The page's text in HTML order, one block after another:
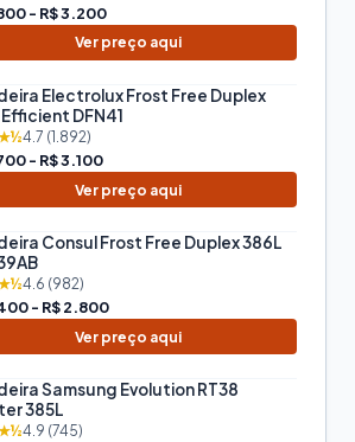
- R$ 3.200
Ver preço aqui
Electrolux Frost Free Duplex
DFN41
4.7 (1.892)
- R$ 3.100
Ver preço aqui
Consul Frost Free Duplex 386L
4.6 (982)
- R$ 2.800
Ver preço aqui
Samsung Evolution RT38
385L
4.9 (745)